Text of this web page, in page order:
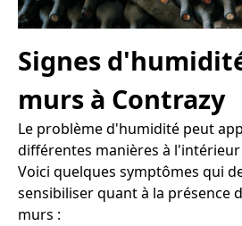
Signes
murs à Contrazy
Le problème d'humidité peut
différentes manières à
Voici quelques symptômes qui
sensibiliser quant à la présence
murs :